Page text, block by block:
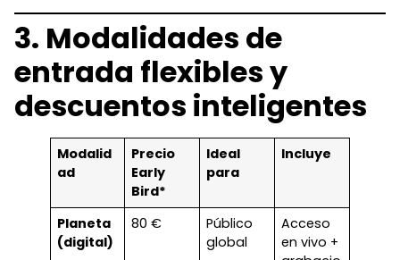
3. Modalidades de
entrada flexibles y
descuentos inteligentes
Modalid
ad
Precio
Early
Bird*
Ideal
para
Incluye
Planeta
(digital)
80 €
Público
global
Acceso
en vivo +